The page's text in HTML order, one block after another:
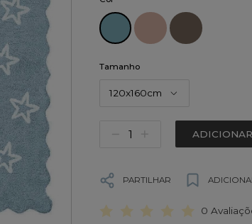
Tamanho
120x160cm
PARTILHAR
0